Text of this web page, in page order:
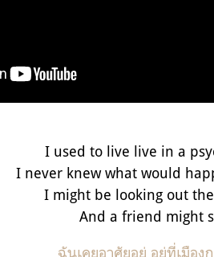
I used to live live in a
I never knew what would
I might be looking out
And a friend might
ฉันเคยอาศัยอยู่ อยู่ที่เมือง